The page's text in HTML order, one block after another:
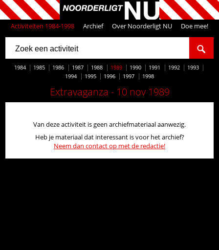
Activiteiten 1984-1998 Archief Over Noorderligt NU Doe mee!
1984 1985 1986 1987 1988 1989 1990 1991 1992
1993
1994
1995 1996 1997 1998
Extravaganza - 10 nov 1989
Van deze activiteit is geen archiefmateriaal aanwezig.
Heb je materiaal dat interessant is voor het archief?
Neem dan contact op met de redactie!